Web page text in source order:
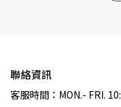
聯絡資訊
客服時間：MON.- FRI.